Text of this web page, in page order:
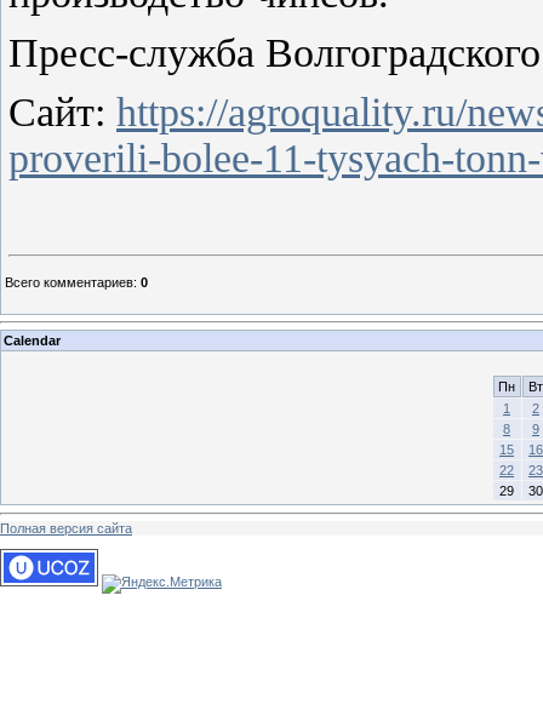
Пресс-служба
Сайт: https://agroquality.ru/
proverili-bolee-11-tysyach-
Всего комментариев: 0
Calendar
Пн
Вт
1
2
8
9
15
16
22
23
29
30
Полная версия сайта